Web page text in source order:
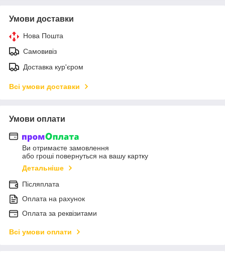
Умови доставки
Нова Пошта
Самовивіз
Доставка кур'єром
Всі умови доставки
Умови оплати
Ви отримаєте замовлення
або гроші повернуться на вашу картку
Детальніше
Післяплата
Оплата на рахунок
Оплата за реквізитами
Всі умови оплати